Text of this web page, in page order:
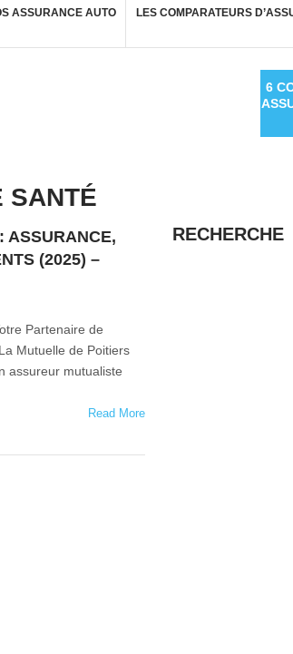
ASSURANCE AUTO LES COMPARATEURS
6
SANTÉ
ASSURANCE,
(2025) –
Partenaire de
Mutuelle de Poitiers
assureur mutualiste
Read More
RECHERCHE